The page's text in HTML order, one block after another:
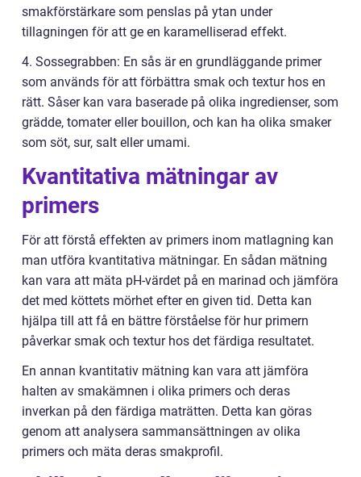
smakförstärkare som penslas på ytan under
tillagningen för att ge en karamelliserad effekt.
4. Sossegrabben: En sås är en grundläggande primer
som används för att förbättra smak och textur hos en
rätt. Såser kan vara baserade på olika ingredienser, som
grädde, tomater eller bouillon, och kan ha olika smaker
som söt, sur, salt eller umami.
Kvantitativa mätningar av
primers
För att förstå effekten av primers inom matlagning kan
man utföra kvantitativa mätningar. En sådan mätning
kan vara att mäta pH-värdet på en marinad och jämföra
det med köttets mörhet efter en given tid. Detta kan
hjälpa till att få en bättre förståelse för hur primern
påverkar smak och textur hos det färdiga resultatet.
En annan kvantitativ mätning kan vara att jämföra
halten av smakämnen i olika primers och deras
inverkan på den färdiga maträtten. Detta kan göras
genom att analysera sammansättningen av olika
primers och mäta deras smakprofil.